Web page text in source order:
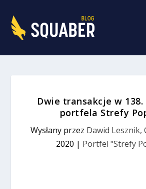
Dwie transakcje w
portfela Strefy
Wysłany przez Dawid Lesznik,
2020 | Portfel "Strefy